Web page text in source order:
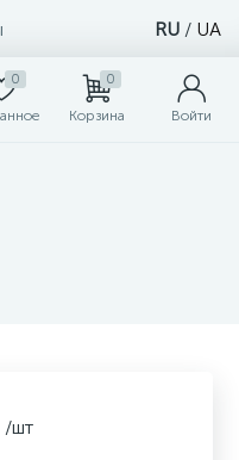
RU / UA
0 0
Корзина Войти
/шт